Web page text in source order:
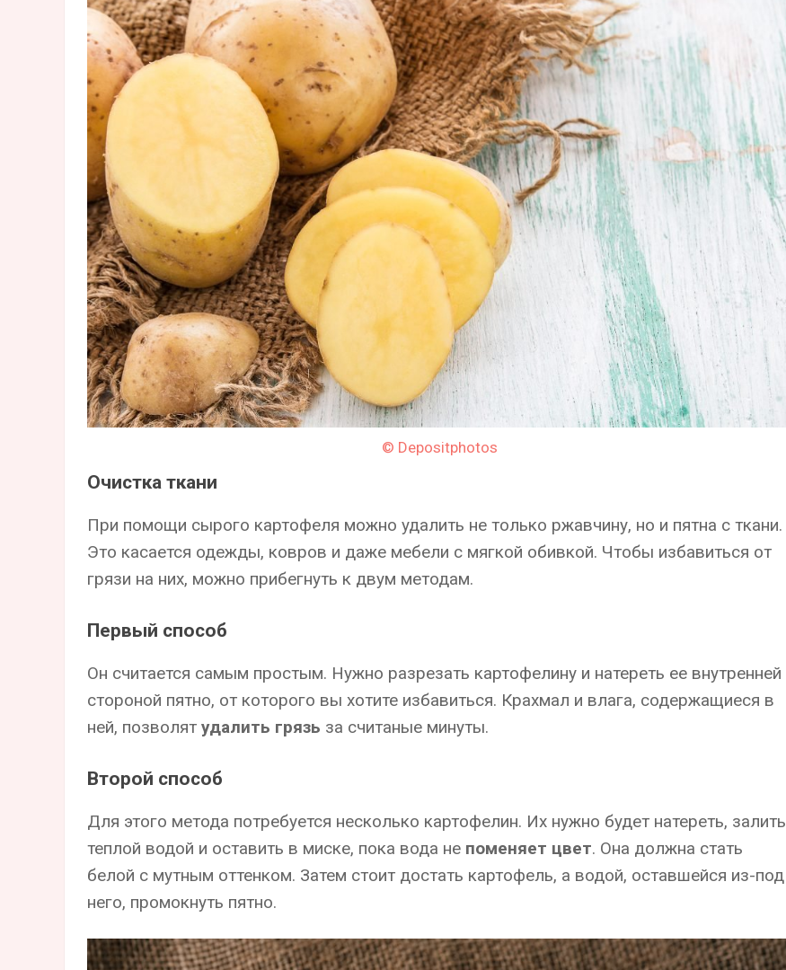
© Depositphotos
Очистка ткани
При помощи сырого картофеля можно удалить не только ржавчину, но и пятна с ткани.
Это касается одежды, ковров и даже мебели с мягкой обивкой. Чтобы избавиться от
грязи на них, можно прибегнуть к двум методам.
Первый способ
Он считается самым простым. Нужно разрезать картофелину и натереть ее внутренней
стороной пятно, от которого вы хотите избавиться. Крахмал и влага, содержащиеся в
ней, позволят удалить грязь за считаные минуты.
Второй способ
Для этого метода потребуется несколько картофелин. Их нужно будет натереть, залить
теплой водой и оставить в миске, пока вода не поменяет цвет. Она должна стать
белой с мутным оттенком. Затем стоит достать картофель, а водой, оставшейся из-под
него, промокнуть пятно.